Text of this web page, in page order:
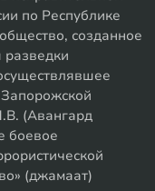
по Республике
созданное
разведки
(Авангард
боевое
(джамаат)